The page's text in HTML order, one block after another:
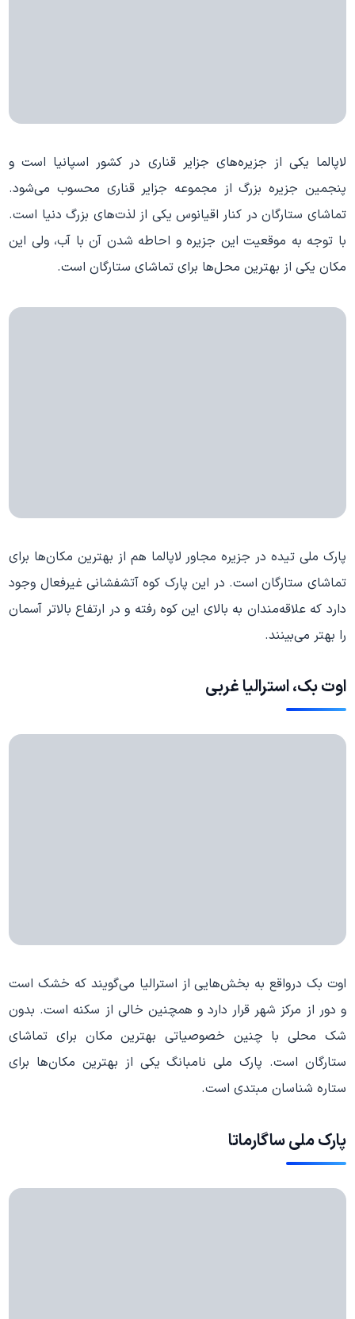
لاپالما یکی از جزیره‌های جزایر قناری در کشور اسپانیا است و
پنجمین جزیره بزرگ از مجموعه جزایر قناری محسوب می‌شود.
تماشای ستارگان در کنار اقیانوس یکی از لذت‌های بزرگ دنیا است.
با توجه به موقعیت این جزیره و احاطه شدن آن با آب، ولی این
مکان یکی از بهترین محل‌ها برای تماشای ستارگان است.
پارک ملی تیده در جزیره مجاور لاپالما هم از بهترین مکان‌ها برای
تماشای ستارگان است. در این پارک کوه آتشفشانی غیرفعال وجود
دارد که علاقه‌مندان به بالای این کوه رفته و در ارتفاع بالاتر آسمان
را بهتر می‌بینند.
اوت بک، استرالیا غربی
اوت بک درواقع به بخش‌هایی از استرالیا می‌گویند که خشک است
و دور از مرکز شهر قرار دارد و همچنین خالی از سکنه است. بدون
شک محلی با چنین خصوصیاتی بهترین مکان برای تماشای
ستارگان است. پارک ملی نامبانگ یکی از بهترین مکان‌ها برای
ستاره شناسان مبتدی است.
پارک ملی ساگارماتا